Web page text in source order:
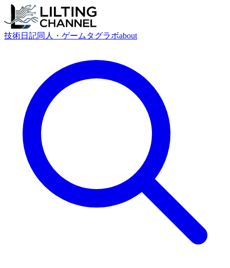
技術日記同人・ゲーム タグラボabout